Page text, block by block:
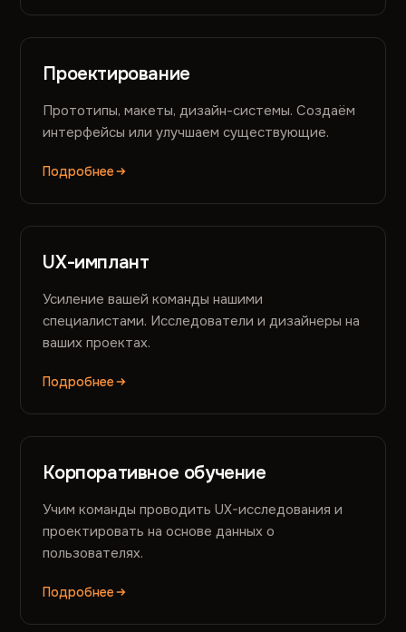
Проектирование
Прототипы, макеты, дизайн-системы. Создаём
интерфейсы или улучшаем существующие.
Подробнее
UX-имплант
Усиление вашей команды нашими
специалистами. Исследователи и дизайнеры на
ваших проектах.
Подробнее
Корпоративное обучение
Учим команды проводить UX-исследования и
проектировать на основе данных о
пользователях.
Подробнее